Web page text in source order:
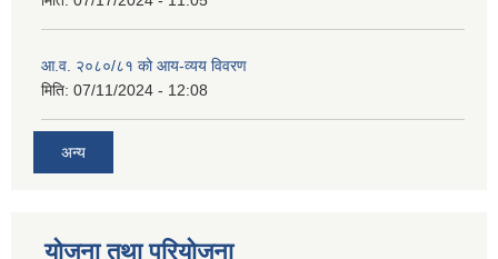
आ.व. २०८०/८१ को आय-व्यय विवरण
मिति: 07/11/2024 - 12:08
अन्य
योजना तथा परियोजना